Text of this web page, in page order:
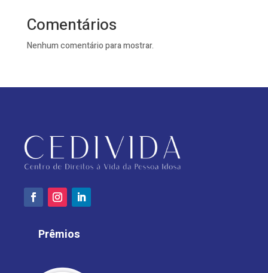
Comentários
Nenhum comentário para mostrar.
Prêmios